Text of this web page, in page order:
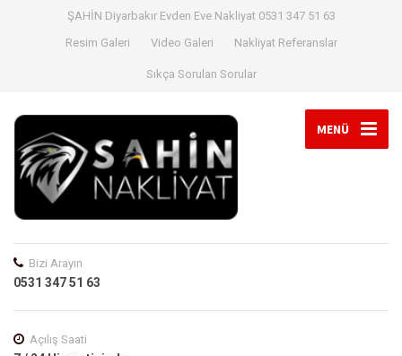
ŞAHİN Diyarbakır Evden Eve Nakliyat 0531 347 51 63
Resim Galeri
Video Galeri Nakliyat Referanslar
Sıkça Sorulan Sorular
MENÜ
Bizi Arayın
0531 347 51 63
Açılış Saati